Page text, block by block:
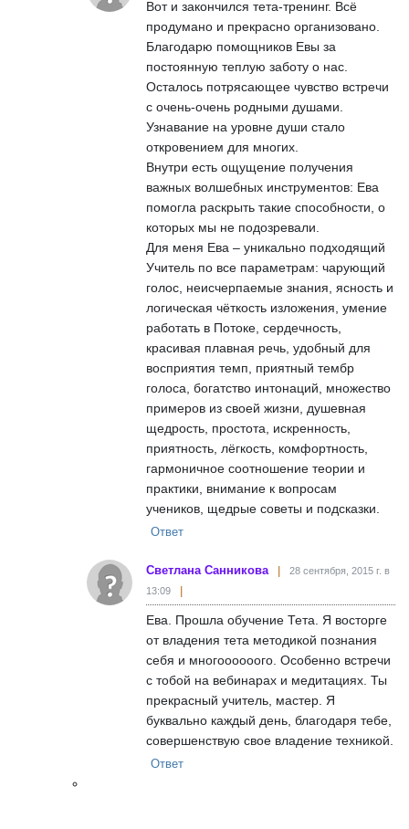
Вот и закончился тета-тренинг. Всё
продумано и прекрасно организовано.
Благодарю помощников Евы за
постоянную теплую заботу о нас.
Осталось потрясающее чувство встречи
с очень-очень родными душами.
Узнавание на уровне души стало
откровением для многих.
Внутри есть ощущение получения
важных волшебных инструментов: Ева
помогла раскрыть такие способности, о
которых мы не подозревали.
Для меня Ева – уникально подходящий
Учитель по все параметрам: чарующий
голос, неисчерпаемые знания, ясность и
логическая чёткость изложения, умение
работать в Потоке, сердечность,
красивая плавная речь, удобный для
восприятия темп, приятный тембр
голоса, богатство интонаций, множество
примеров из своей жизни, душевная
щедрость, простота, искренность,
приятность, лёгкость, комфортность,
гармоничное соотношение теории и
практики, внимание к вопросам
учеников, щедрые советы и подсказки.
Ответ
Светлана Санникова
28 сентября, 2015 г. в
13:09
Ева. Прошла обучение Тета. Я восторге
от владения тета методикой познания
себя и многоооооого. Особенно встречи
с тобой на вебинарах и медитациях. Ты
прекрасный учитель, мастер. Я
буквально каждый день, благодаря тебе,
совершенствую свое владение техникой.
Ответ